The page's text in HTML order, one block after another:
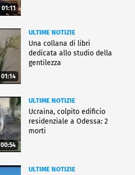
01:11
01:14
ULTIME NOTIZIE
Una collana di libri
dedicata allo studio della
gentilezza
00:54
ULTIME NOTIZIE
Ucraina, colpito edificio
residenziale a Odessa: 2
morti
ULTIME NOTIZIE